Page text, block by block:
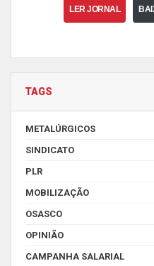
LER JORNAL
TAGS
METALÚRGICOS
SINDICATO
PLR
MOBILIZAÇÃO
OSASCO
OPINIÃO
CAMPANHA SALARIAL